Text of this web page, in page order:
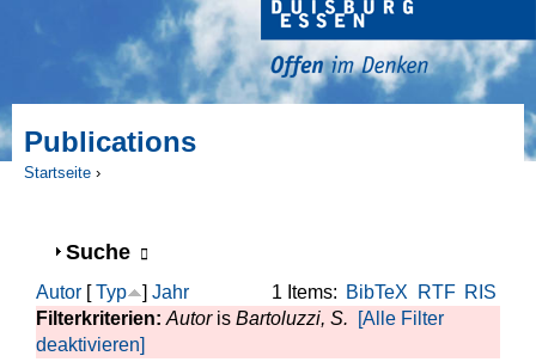
Publications
Startseite ›
Anzeigen
Suche
1 Items: BibTeX RTF RIS
Autor [Typ ] Jahr
Filterkriterien: Autoris Bartoluzzi, S.
[Alle Filter
deaktivieren]